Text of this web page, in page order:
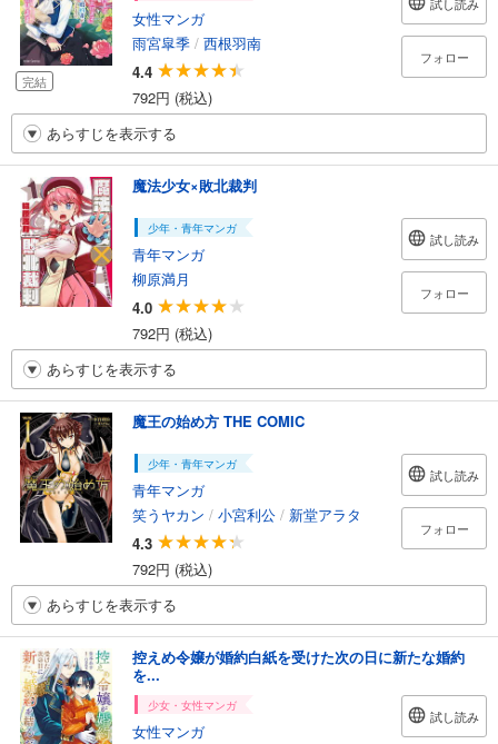
完結
女性マンガ
雨宮皐季 / 西根羽南
4.4
792円 (税込)
フォロー
あらすじを表示する
魔法少女×敗北裁判
少年・青年マンガ
青年マンガ
柳原満月
4.0
792円 (税込)
試し読み
フォロー
あらすじを表示する
魔王の始め方 THE COMIC
少年・青年マンガ
青年マンガ
笑うヤカン / 小宮利公 / 新堂アラタ
4.3
792円 (税込)
試し読み
フォロー
あらすじを表示する
控えめ令嬢が婚約白紙を受けた次の日に新たな婚約
を...
少女・女性マンガ
女性マンガ
試し読み